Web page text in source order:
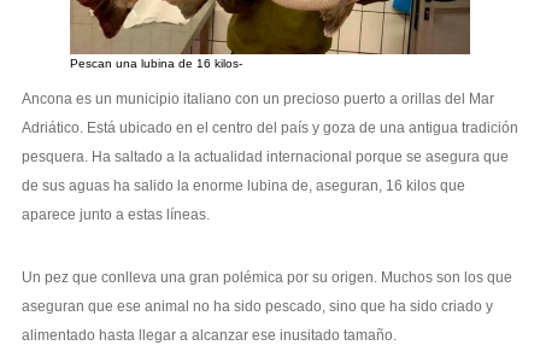
Pescan una lubina de 16 kilos-
Ancona es un municipio italiano con un precioso puerto a orillas del Mar
Adriático. Está ubicado en el centro del país y goza de una antigua tradición
pesquera. Ha saltado a la actualidad internacional porque se asegura que
de sus aguas ha salido la enorme lubina de, aseguran, 16 kilos que
aparece junto a estas líneas.
Un pez que conlleva una gran polémica por su origen. Muchos son los que
aseguran que ese animal no ha sido pescado, sino que ha sido criado y
alimentado hasta llegar a alcanzar ese inusitado tamaño.